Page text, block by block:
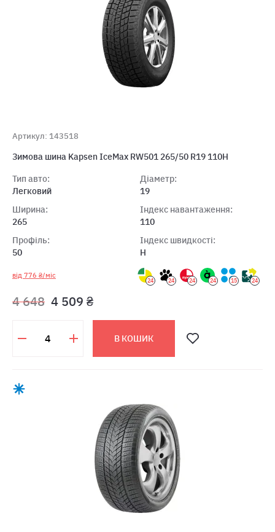
Артикул: 143518
Зимова шина Kapsen IceMax RW501 265/50 R19 110H
Тип авто:
Легковий
Ширина:
265
Профіль:
50
Діаметр:
19
Індекс навантаження:
110
Індекс швидкості:
H
від 776 ₴/міс
24 24 24 24 15 24
4 648 4 509 ₴
В КОШИК